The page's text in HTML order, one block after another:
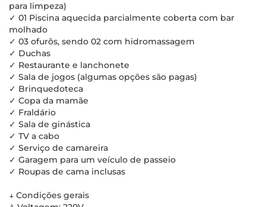
para limpeza)
✓ 01 Piscina aquecida parcialmente coberta com bar
molhado
✓ 03 ofurôs, sendo 02 com hidromassagem
✓ Duchas
✓ Restaurante e lanchonete
✓ Sala de jogos (algumas opções são pagas)
✓ Brinquedoteca
✓ Copa da mamãe
✓ Fraldário
✓ Sala de ginástica
✓ TV a cabo
✓ Serviço de camareira
✓ Garagem para um veículo de passeio
✓ Roupas de cama inclusas
↓ Condições gerais